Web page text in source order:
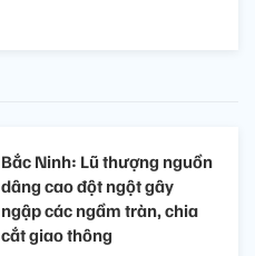
Bắc Ninh: Lũ thượng nguồn
dâng cao đột ngột gây
ngập các ngầm tràn, chia
cắt giao thông